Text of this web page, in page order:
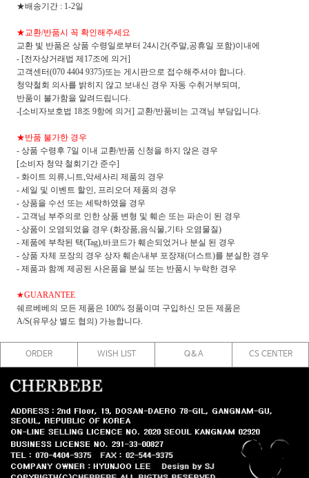
★배송기간 : 1-2일
★교환/반품시 꼭 확인해주세요
교환 빛 반품은 상품 수령일로부터 24시간(주말,공휴일 포함)이내에
- [전자상거래법 제17조에 의거]
고객센터(070 4404 9375)또는 게시판으로 접수해주셔야 합니다.
청약철회 의사를 밝히지 않고 보내신 경우 자동 수취거부되며,
반품이 불가함을 알려드립니다.
-[소비자보호법 18조 9항에 의거] 교환/반품비는 고객님 부담입니다.
★반품 불가한 경우
- 상품 수령후 7일 이내 교환/반품 신청을 하지 않은 경우
[소비자 청약 철회기간 준수]
- 화이트 의류,니트,악세사리 제품의 경우
- 세일 및 이벤트 할인, 프리오더 제품의 경우
- 상품을 수선 또는 세탁하였을 경우
- 고객님 부주의로 인한 상품 변형 및 훼손 또는 파손이 된 경우
- 상품이 오염되었을 경우 (화장품,음식물,기타 오염물질)
- 제품에 부착된 택(Tag),바코드가 훼손되었거나 분실 된 경우
- 상품 자체 포장의 경우 상자 훼손/내부 포장재(더스트)를 분실한 경우
- 제품과 함께 제공된 사은품을 분실 또는 반품시 누락한 경우
★GUARANTEE
쉐르베베의 모든 제품은 100% 정품이며 구입하신 모든 제품은
A/S(유무상 별도 협의) 가능합니다.
ORDER WISH LIST Q&A CS CENTER